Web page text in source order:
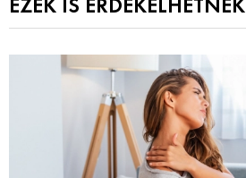
EZEK IS ÉRDEKELHETNEK